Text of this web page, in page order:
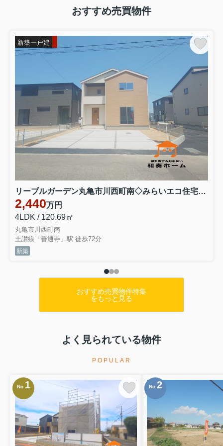
おすすめ売買物件
新築一戸建
リーブルガーデン丸亀市川西町南◇みらいエコ住宅補助金対象のお得な長期優良住宅です。 ３号棟
2,440万円
4LDK / 120.69㎡
丸亀市川西町南
土讃線「善通寺」駅 徒歩72分
新築
おすすめ売買物件特集
をもっと見る
よく見られている物件
POPULAR
No. 1 No. 2